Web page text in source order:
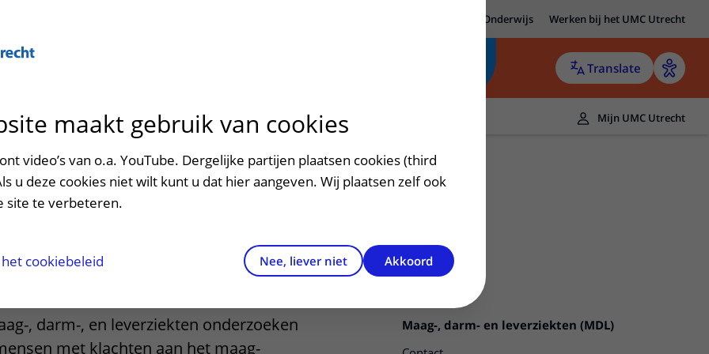
Onderwijs Werken bij het UMC Utrecht
Translate
patiëntportaal
het ziekenhuis
en voorzieningen
en veiligheid
Contact en route
Contactgegevens
Contact met polikliniek
Verwijzers
Teleconsult aanvragen
Zorgverlenersportaal
Mijn UMC Utrecht
en
(MDL)
Maag-, darm- en leverziekten (MDL)
, darm-, en leverziekten onderzoeken
met klachten aan het maag-
maakt gebruik van cookies
video’s van o.a. YouTube. Dergelijke partijen plaatsen cookies (third
u deze cookies niet wilt kunt u dat hier aangeven. Wij plaatsen zelf ook
site te verbeteren.
cookiebeleid Nee, liever niet Akkoord